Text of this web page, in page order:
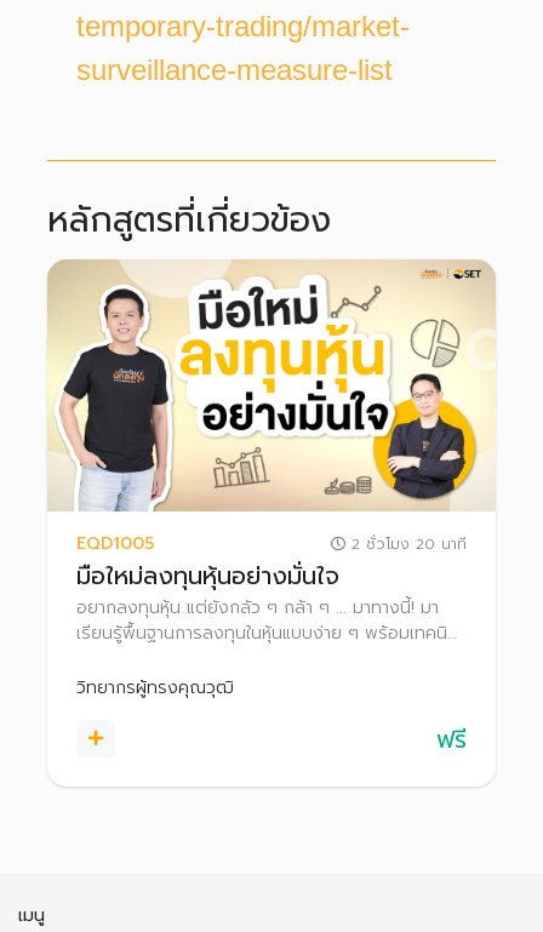
temporary-trading/market-
surveillance-measure-list
หลักสูตรที่เกี่ยวข้อง
EQD1005 2 ชั่วโมง 20 นาที
มือใหม่ลงทุนหุ้นอย่างมั่นใจ
อยากลงทุนหุ้น แต่ยังกลัว ๆ กล้า ๆ ... มาทางนี้! มา
เรียนรู้พื้นฐานการลงทุนในหุ้นแบบง่าย ๆ พร้อมเทคนิค
ตนเอง ไปจนถึงขั้นตอนการซื้อขายหุ้น เพื่อเริ่มต้น
วิทยากรผู้ทรงคุณวุฒิ
ฟรี
เมนู